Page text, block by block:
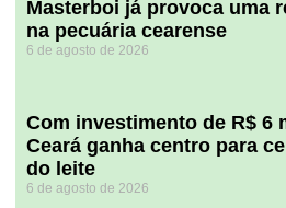
Masterboi já provoca uma
na pecuária cearense
6 de agosto de 2026
Com investimento de R$ 6
Ceará ganha centro para
do leite
6 de agosto de 2026